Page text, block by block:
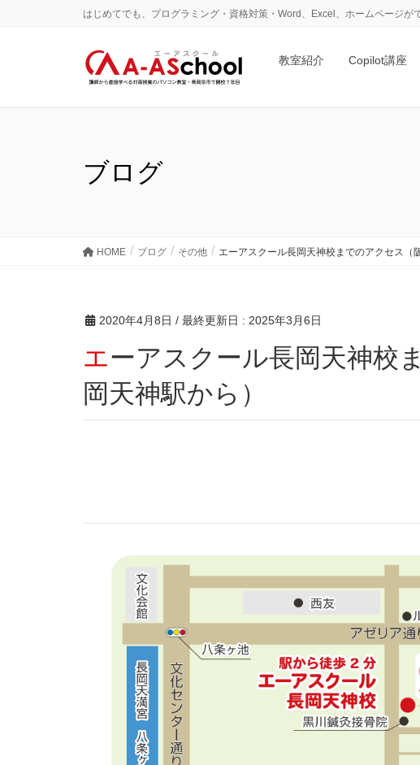
はじめてでも、プログラミング・資格対策・Word、Excel、ホームページ
教室紹介 Copilot講座
ブログ
HOME ブログ その他 エーアスクール長岡天神校までのアクセス（
2020年4月8日 / 最終更新日 : 2025年3月6日
エーアスクール長岡天神校までのアクセス（阪急長
岡天神駅から）